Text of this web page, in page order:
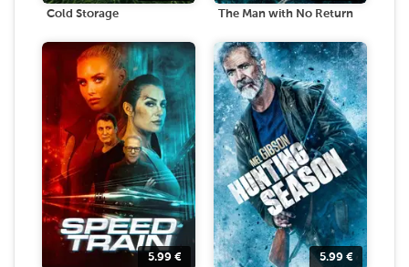
Cold Storage The Man with No Return
5.99 € 5.99 €